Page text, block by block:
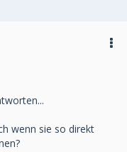
wenn sie so direkt